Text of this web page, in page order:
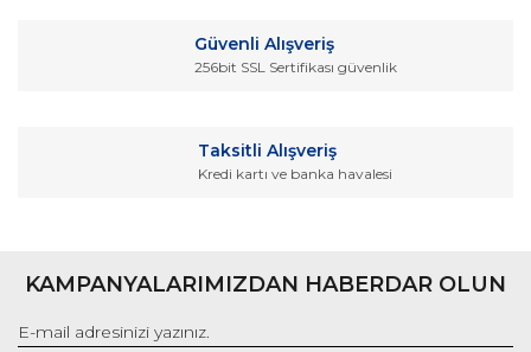
Güvenli Alışveriş
256bit SSL Sertifikası güvenlik
Taksitli Alışveriş
Kredi kartı ve banka havalesi
KAMPANYALARIMIZDAN HABERDAR OLUN